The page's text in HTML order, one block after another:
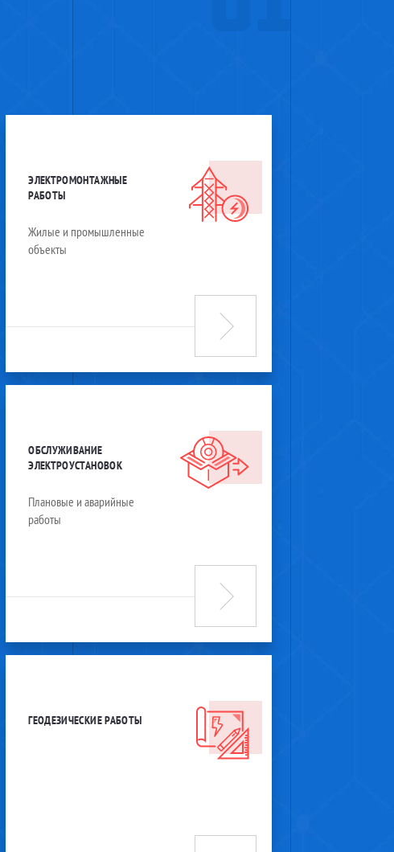
ЭЛЕКТРОМОНТАЖНЫЕ
РАБОТЫ
Жилые и промышленные
объекты
ОБСЛУЖИВАНИЕ
ЭЛЕКТРОУСТАНОВОК
Плановые и аварийные
работы
ГЕОДЕЗИЧЕСКИЕ РАБОТЫ